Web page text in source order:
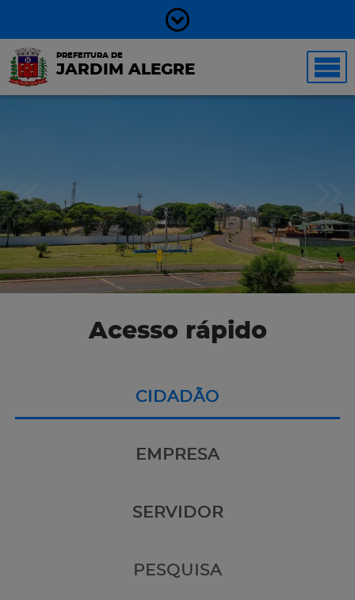
PREFEITURA DE
JARDIM ALEGRE
Acesso rápido
CIDADÃO
EMPRESA
SERVIDOR
PESQUISA